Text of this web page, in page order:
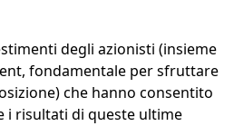
degli azionisti (insieme
fondamentale per sfruttare
che hanno consentito
i risultati di queste ultime